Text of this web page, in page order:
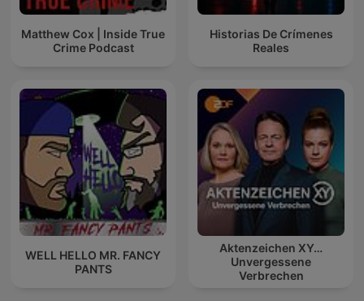
Matthew Cox | Inside True
Crime Podcast
Historias De Crímenes
Reales
WELL HELLO MR. FANCY
PANTS
Aktenzeichen XY…
Unvergessene
Verbrechen